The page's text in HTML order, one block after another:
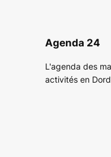
Agenda 24
L'agenda des
activités en